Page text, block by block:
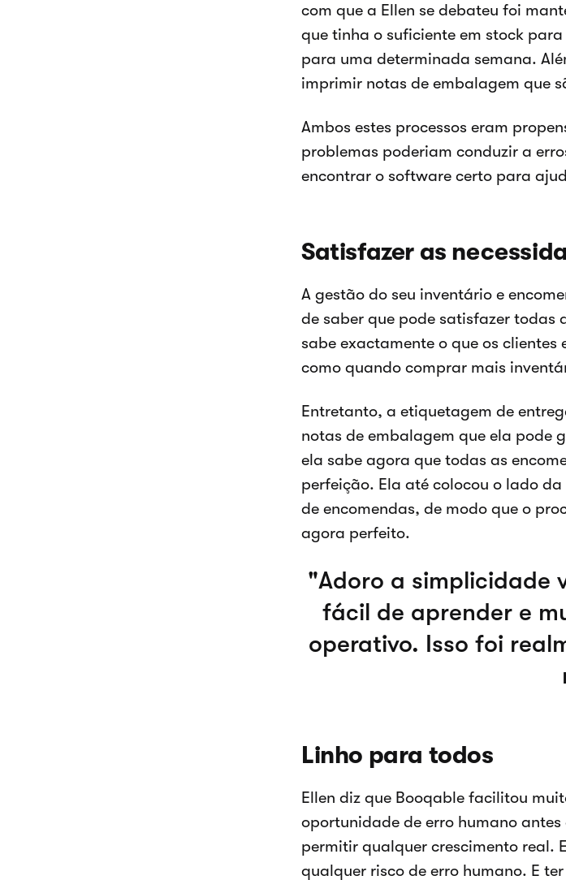
com que a Ellen se debateu foi
que tinha o suficiente em stock
para uma determinada semana.
imprimir notas de embalagem que
Ambos estes processos eram
problemas poderiam conduzir a
encontrar o software certo para
Satisfazer as
A gestão do seu inventário e
de saber que pode satisfazer todas
sabe exactamente o que os
como quando comprar mais
Entretanto, a etiquetagem de
notas de embalagem que ela pode
ela sabe agora que todas as
perfeição. Ela até colocou o lado
de encomendas, de modo que o
agora perfeito.
Adoro a simplicidade
fácil de aprender e
operativo. Isso foi
Linho para todos
Ellen diz que Booqable facilitou
oportunidade de erro humano
permitir qualquer crescimento real.
qualquer risco de erro humano. E